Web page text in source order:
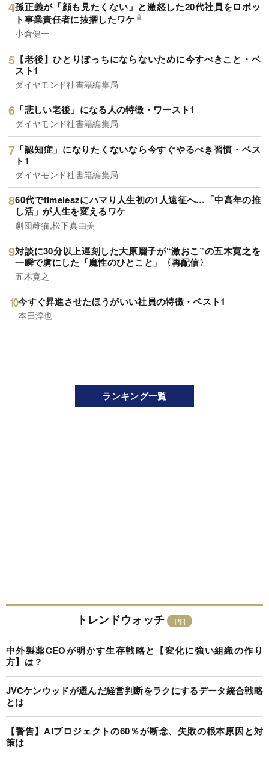
孫正義が「顔も見たくない」と激怒した20代社員をロボッ
ト事業責任者に抜擢したワケ
小倉健一
【老後】ひとりぼっちにならないために今すべきこと・ベ
スト1
ダイヤモンド社書籍編集局
「悲しい老後」になる人の特徴・ワースト1
ダイヤモンド社書籍編集局
「認知症」になりたくないなら今すぐやるべき習慣・ベス
ト1
ダイヤモンド社書籍編集局
60代でtimeleszにハマり人生初の1人遠征へ…「中高年の推
し活」が人生を変えるワケ
劇団雌猫,松下真由美
対談に30分以上遅刻した大原麗子が“激おこ”の五木寛之を
一瞬で虜にした「魔性のひとこと」〈再配信〉
五木寛之
今すぐ昇進させたほうがいい社員の特徴・ベスト1
本田淳也
ランキング一覧
トレンドウォッチ
中外製薬CEOが明かす生存戦略と【変化に強い組織の作り
方】は？
JVCケンウッドが選んだ経営判断をラクにするデータ統合戦略
とは
【警告】AIプロジェクトの60％が断念、失敗の根本原因と対
策は